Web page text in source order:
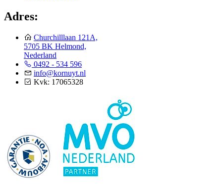
Adres:
Churchilllaan 121A,
5705 BK Helmond,
Nederland
0492 - 534 596
info@kornuyt.nl
Kvk: 17065328